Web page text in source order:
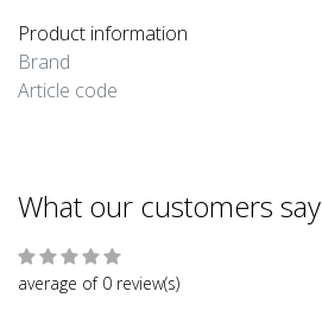
Product information
Brand
Article code
What our customers say
average of 0 review(s)